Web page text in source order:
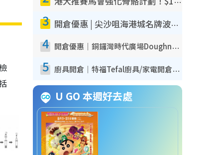
3 開倉優惠 | 尖沙咀海港城名牌波鞋開倉低至1折！On鞋$899起／Joy&Peace鞋履$98起
4 開倉優惠｜銅鑼灣時代廣場Doughnut/Campo Marzio開倉低至1折！背囊、書包、手袋劈價$200起
5 廚具開倉｜特福Tefal廚具/家電開倉低至3折！$220起買平底鍋/炒鑊/湯煲！電飯煲/吸塵機/燙斗$418起
U GO 本週好去處